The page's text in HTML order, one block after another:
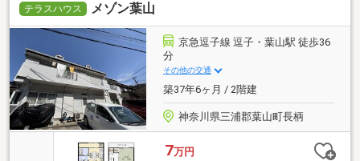
テラスハウス メゾン葉山
京急逗子線 逗子・葉山駅 徒歩36
分
その他の交通
築37年6ヶ月 / 2階建
神奈川県三浦郡葉山町長柄
7万円